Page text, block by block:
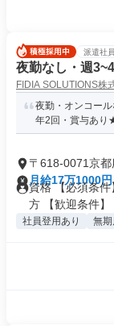
派遣社員
夜勤なし・週
FIDIA SOLUTIONS株
夜勤・オンコー
年2回・賞与あり
〒618-0071京
月給17万1000
資格 【必須条
方 【歓迎条件】
社員登用あり 無